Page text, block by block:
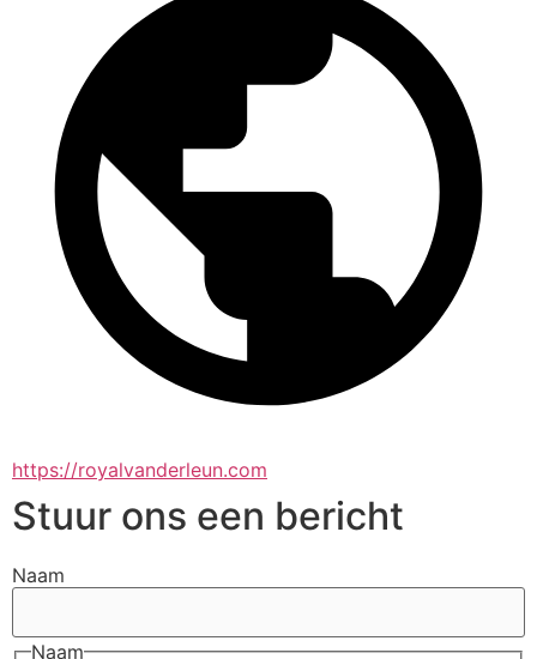
https://royalvanderleun.com
Stuur ons een bericht
Naam
Naam